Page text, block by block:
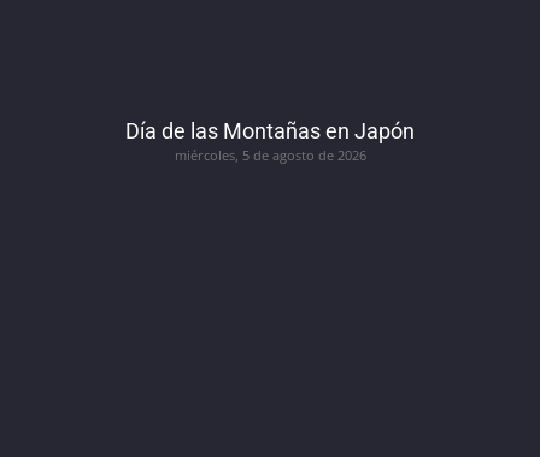
Día de las Montañas en Japón
miércoles, 5 de agosto de 2026